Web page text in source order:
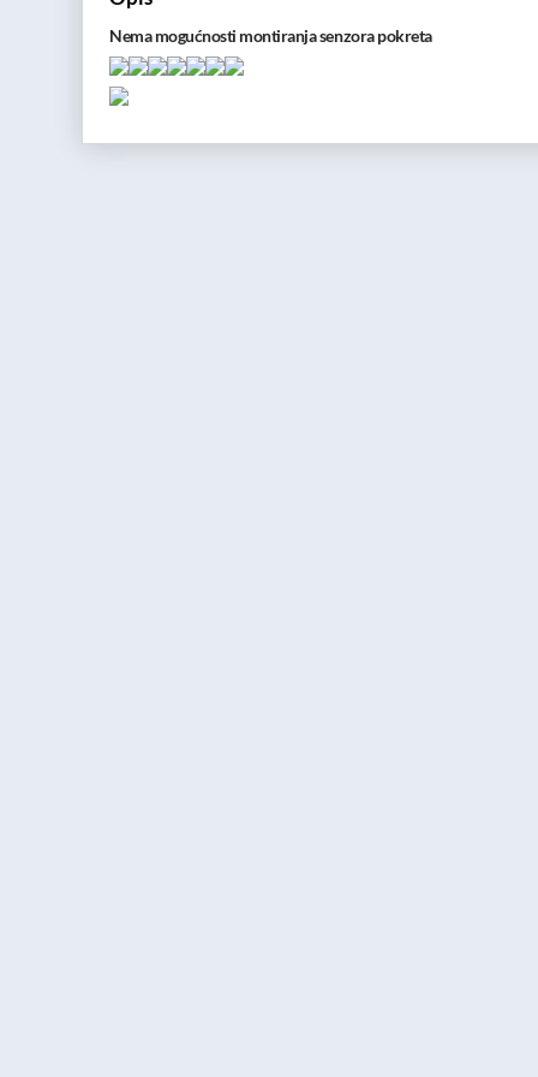
Nema mogućnosti montiranja senzora pokreta